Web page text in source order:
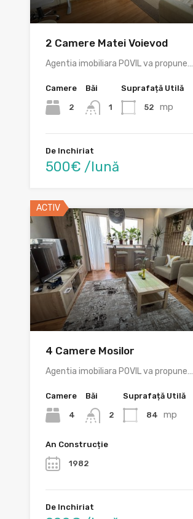
2 Camere Matei Voievod
Agentia imobiliara POVIL va propune…
Camere
2
Băi
1
Suprafață Utilă
52 mp
De Inchiriat
500€ /lună
ACTIV
4 Camere Mosilor
Agentia imobiliara POVIL va propune…
Camere
4
Băi
2
Suprafață Utilă
84 mp
An Construcție
1982
De Inchiriat